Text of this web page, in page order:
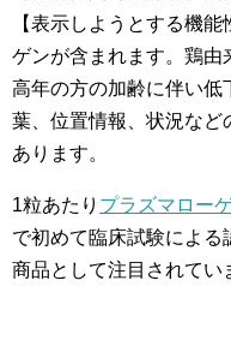
【表示しようとする機
ゲンが含まれます。鶏由
高年の方の加齢に伴い低
葉、位置情報、状況など
あります。
1粒あたり プラズマロー
で初めて臨床試験による
商品として注目されてい